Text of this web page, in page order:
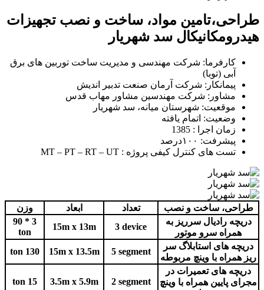
طراحی،تامین مواد، ساخت و نصب تجهیزات
هیدرومکانیکال سد شهریار
کارفرما: شرکت مهندسی و مدیریت ساخت توربین های برق
آبی (توبا)
پیمانکار: شرکت آرمان صنعت تدبیر اندیش
مشاور: شرکت مهندسین مشاور مهاب قدس
موقعیت: شهرستان میانه، سد شهریار
وضعیت: اتمام یافته
زمان اجرا : 1385
پیشرفت: ۱۰۰درصد
تست های کنترل کیفی پروژه : MT – PT – RT – UT
وزن ابعاد تعداد
طراحی، ساخت و نصب
3 * 90
ton
15m x 13m 3 device
دريچه راديال سرريز به
همراه سرو موتور
130 ton
15m x 13.5m 5 segment
دريچه های استابلاگ سر
ريز همراه با وينچ مربوطه
15 ton 3.5m x 5.9m 2 segment
دريچه های تعميرات در
مجرای پايين همراه با وينچ